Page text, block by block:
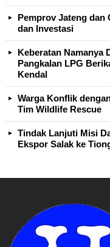
Pemprov Jateng
dan Investasi
Keberatan Namanya
Pangkalan LPG
Kendal
Warga Konflik
Tim Wildlife Rescue
Tindak Lanjuti Misi
Ekspor Salak ke